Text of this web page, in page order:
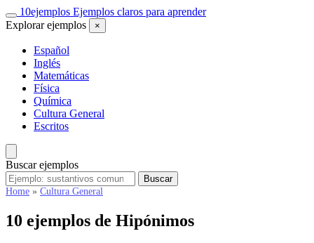
Saltar
al
10ejemplos Ejemplos claros para aprender
Explorar ejemplos
×
Español
Inglés
Matemáticas
Física
Química
Cultura General
Escritos
Buscar ejemplos
Buscar
ejemplos
Buscar
Home » Cultura General
10 ejemplos de Hipónimos